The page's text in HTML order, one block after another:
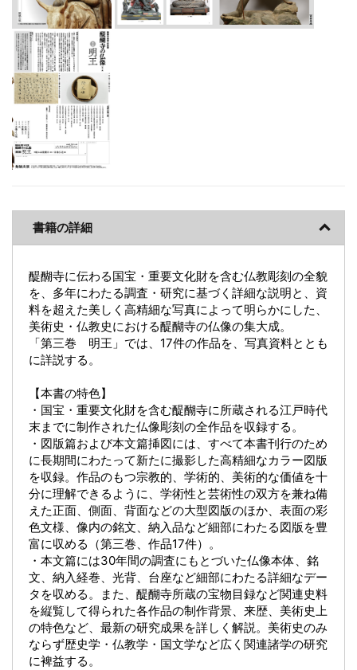
書籍の詳細
醍醐寺に伝わる国宝・重要文化財を含む仏教彫刻の全貌
を、多年にわたる調査・研究に基づく詳細な説明と、資
料を超えた美しく高精細な写真によって明らかにした、
美術史・仏教史における醍醐寺の仏像の集大成。
「第三巻 明王」では、17件の作品を、写真資料ととも
に詳説する。
【本書の特色】
・国宝・重要文化財を含む醍醐寺に所蔵される江戸時代
末までに制作された仏像彫刻の全作品を収録する。
・図版篇および本文篇挿図には、すべて本書刊行のため
に長期間にわたって新たに撮影した高精細なカラー図版
を収録。作品のもつ宗教的、学術的、美術的な価値を十
分に理解できるように、学術性と芸術性の双方を兼ね備
えた正面、側面、背面などの大型図版のほか、表面の彩
色文様、像内の銘文、納入品など細部にわたる図版を豊
富に収める（第三巻、作品17件）。
・本文篇には30年間の調査にもとづいた仏像本体、銘
文、納入経巻、光背、台座など細部にわたる詳細なデー
タを収める。また、醍醐寺所蔵の宝物目録など関連史料
を縦覧して得られた各作品の制作背景、来歴、美術史上
の特色など、最新の研究成果を詳しく解説。美術史のみ
ならず歴史学・仏教学・国文学など広く関連諸学の研究
に裨益する。